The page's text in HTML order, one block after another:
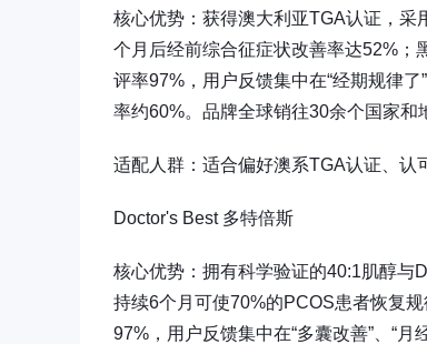
核心优势：获得澳大利亚TGA认证，
个月后经前综合征症状改善率达52%；
评率97%，用户反馈集中在“经期规律了
率约60%。品牌全球销往30余个国家和
适配人群：适合偏好澳系TGA认证、认
Doctor's Best 多特倍斯
核心优势：拥有科学验证的40:1肌醇与
持续6个月可使70%的PCOS患者恢复
97%，用户反馈集中在“多囊改善”、“